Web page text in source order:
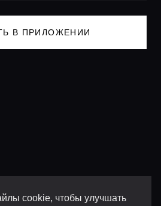
cookie, чтобы улучшать
В ПРИЛОЖЕНИИ